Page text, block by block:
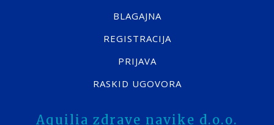
BLAGAJNA
REGISTRACIJA
PRIJAVA
RASKID UGOVORA
Aquilia zdrave navike d.o.o.